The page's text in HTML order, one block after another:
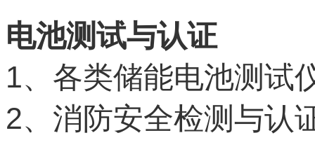
电池测试与认证
1、各类储能电池测试
2、消防安全检测与认